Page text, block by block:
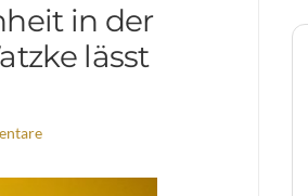
in der
lässt